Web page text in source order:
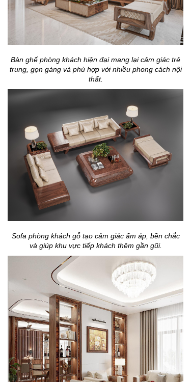
Bàn ghế phòng khách hiện đại mang lại cảm giác trẻ
trung, gọn gàng và phù hợp với nhiều phong cách nội
thất.
Sofa phòng khách gỗ tạo cảm giác ấm áp, bền chắc
và giúp khu vực tiếp khách thêm gần gũi.